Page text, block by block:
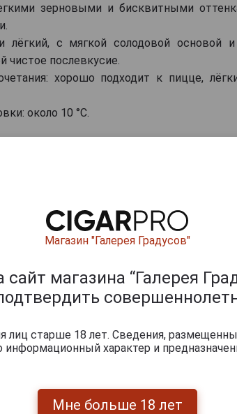
зерновыми и бисквитными
с мягкой солодовой основой и
чистое послевкусие.
хорошо подходит к пицце,
около 10 °C.
Магазин "Галерея Градусов"
магазина “Галерея
старше 18 лет. Сведения,
характер и
Мне больше 18 лет